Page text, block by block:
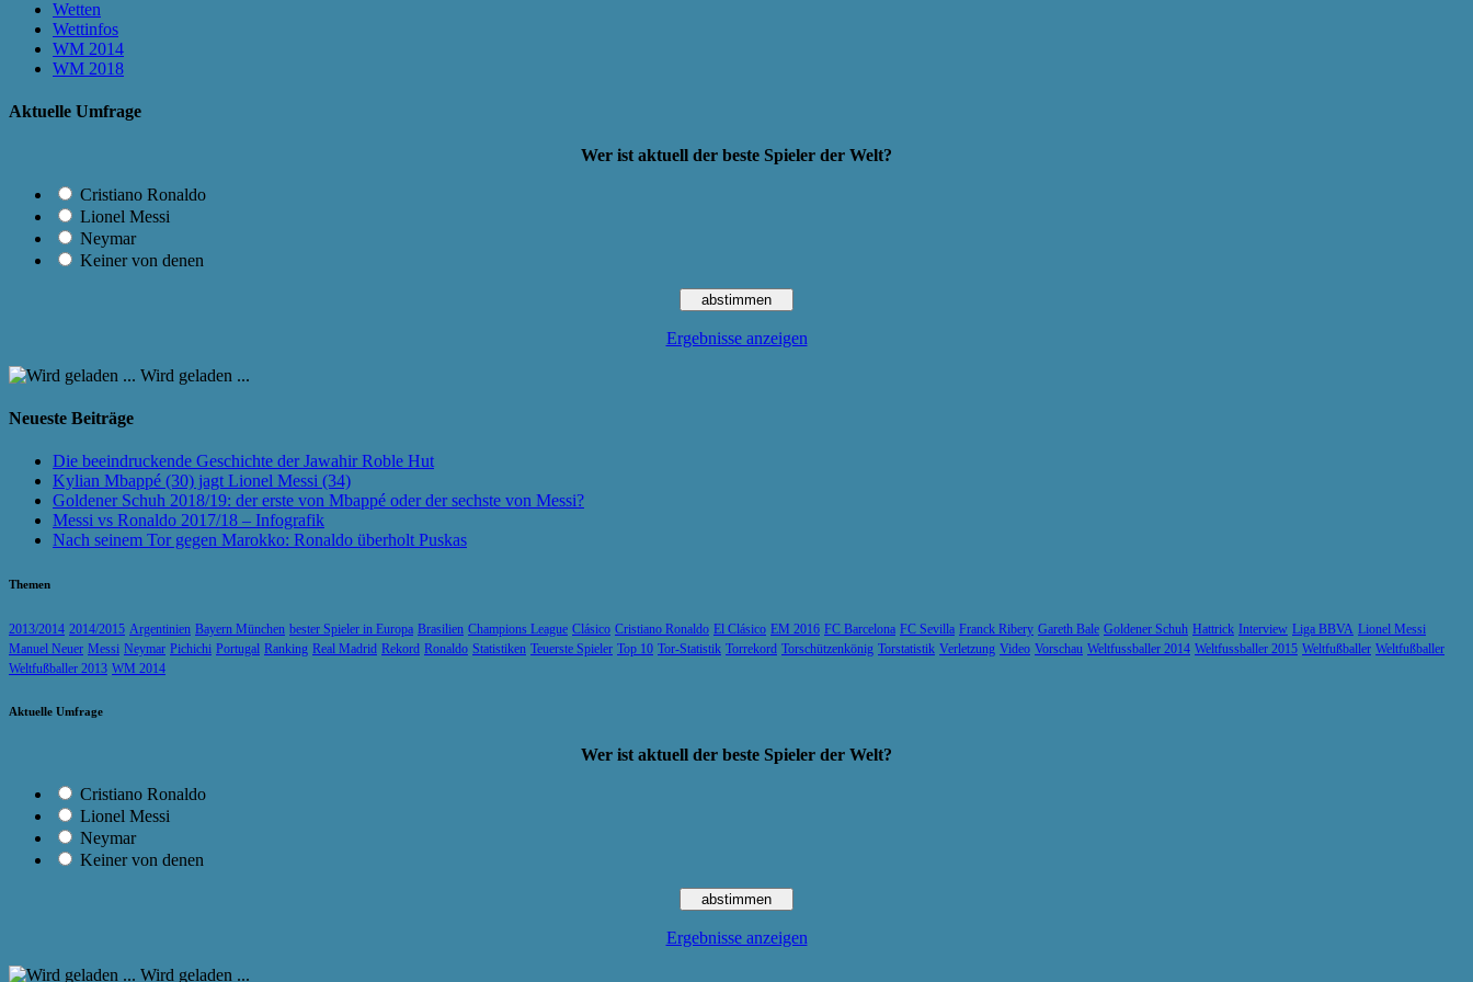
Wetten
Wettinfos
WM 2014
WM 2018
Aktuelle Umfrage
Wer ist aktuell der beste Spieler der Welt?
Cristiano Ronaldo
Lionel Messi
Neymar
Keiner von denen
Ergebnisse anzeigen
Wird geladen ...
Neueste Beiträge
Die beeindruckende Geschichte der Jawahir Roble Hut
Kylian Mbappé (30) jagt Lionel Messi (34)
Goldener Schuh 2018/19: der erste von Mbappé oder der sechste von Messi?
Messi vs Ronaldo 2017/18 – Infografik
Nach seinem Tor gegen Marokko: Ronaldo überholt Puskas
Themen
2013/2014 2014/2015 Argentinien Bayern München bester Spieler in Europa Brasilien Champions League Clásico Cristiano Ronaldo El Clásico EM 2016 FC Barcelona FC Sevilla Franck Ribery Gareth Bale Goldener Schuh Hattrick Interview Liga BBVA Lionel Messi
Manuel Neuer Messi Neymar Pichichi Portugal Ranking Real Madrid Rekord Ronaldo Statistiken Teuerste Spieler Top 10 Tor-Statistik Torrekord Torschützenkönig Torstatistik Verletzung Video Vorschau Weltfussballer 2014 Weltfussballer 2015 Weltfußballer Weltfußballer
Weltfußballer 2013 WM 2014
Aktuelle Umfrage
Wer ist aktuell der beste Spieler der Welt?
Cristiano Ronaldo
Lionel Messi
Neymar
Keiner von denen
Ergebnisse anzeigen
Wird geladen ...